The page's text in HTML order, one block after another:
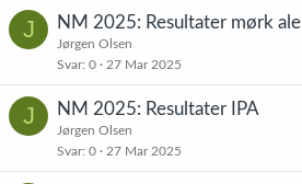
J NM 2025: Resultater mørk ale
Jørgen Olsen
Svar 0 27 Mar 2025
J NM 2025: Resultater IPA
Jørgen Olsen
Svar 0 27 Mar 2025